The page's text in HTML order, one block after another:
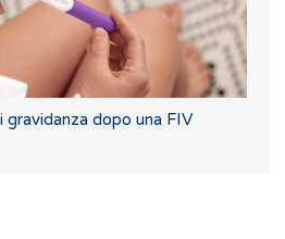
dopo una FIV